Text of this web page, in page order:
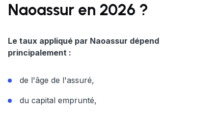
Naoassur en 2026 ?
Le taux appliqué par Naoassur dépend
principalement :
de l'âge de l'assuré,
du capital emprunté,